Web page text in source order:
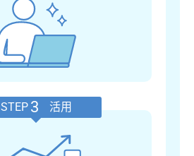
STEP 3 活用